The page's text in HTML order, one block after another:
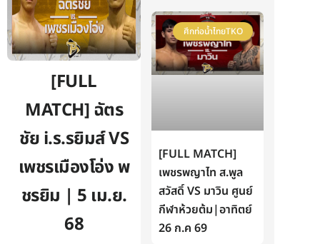
[FULL
MATCH] ฉัตร
ชัย i.s.sยิมส์ VS
เพชรเมืองโอ่ง พ
ชรยิม | 5 เม.ย.
68
ศึกท่อน้ำไทยTKO
[FULL MATCH]
เพชรพญาไท ส.พูล
สวัสดิ์ VS มาวิน ศูนย์
กีฬาห้วยต้ม|อาทิตย์
26 ก.ค 69